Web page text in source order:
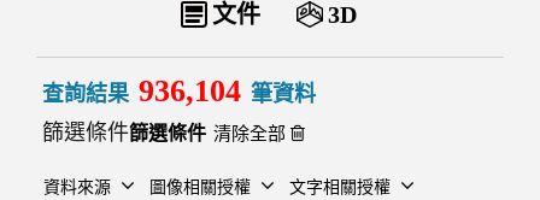
文件 3D
查詢結果 936,104 筆資料
篩選條件
清除全部
資料來源 圖像相關授權 文字相關授權